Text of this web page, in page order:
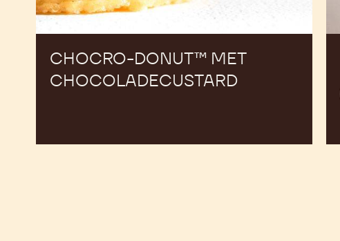
CHOCRO-DONUT™ MET
CHOCOLADECUSTARD